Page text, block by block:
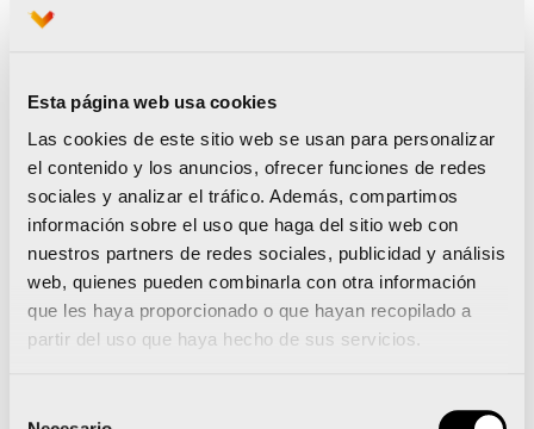
Esta página web usa cookies
Las cookies de este sitio web se usan para personalizar
el contenido y los anuncios, ofrecer funciones de redes
sociales y analizar el tráfico. Además, compartimos
información sobre el uso que haga del sitio web con
nuestros partners de redes sociales, publicidad y análisis
web, quienes pueden combinarla con otra información
que les haya proporcionado o que hayan recopilado a
partir del uso que haya hecho de sus servicios.
Sí. Durante el lunes 16 de noviembre, en nuestra
descargar tus videos de salida, paso por los
diferentes puntós del recorrido y llegada a meta.
Por otra parte, recuerda que está a tu disposición
elTeléfono de atención al corredor +34 963 940
200y el servicio de Wathsapp+34 672 114 201.
de la ciudad